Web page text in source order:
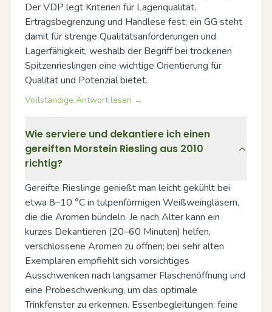
Der VDP legt Kriterien für Lagenqualität,
Ertragsbegrenzung und Handlese fest; ein GG steht
damit für strenge Qualitätsanforderungen und
Lagerfähigkeit, weshalb der Begriff bei trockenen
Spitzenrieslingen eine wichtige Orientierung für
Qualität und Potenzial bietet.
Vollständige Antwort lesen →
Wie serviere und dekantiere ich einen
gereiften Morstein Riesling aus 2010
richtig?
Gereifte Rieslinge genießt man leicht gekühlt bei
etwa 8–10 °C in tulpenförmigen Weißweingläsern,
die die Aromen bündeln. Je nach Alter kann ein
kurzes Dekantieren (20–60 Minuten) helfen,
verschlossene Aromen zu öffnen; bei sehr alten
Exemplaren empfiehlt sich vorsichtiges
Ausschwenken nach langsamer Flaschenöffnung und
eine Probeschwenkung, um das optimale
Trinkfenster zu erkennen. Essenbegleitungen: feine